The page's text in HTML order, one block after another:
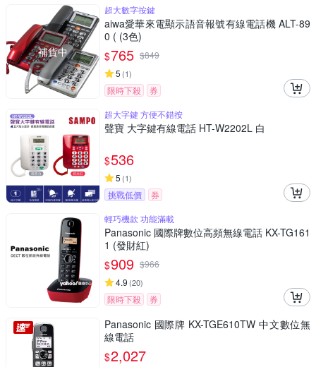
補貨中
超大數字按鍵
aiwa愛華來電顯示語音報號有線電話機 ALT-89
0 ( (3色)
$765 $849
5 (1)
限時下殺
券
超大字鍵 方便不錯按
聲寶 大字鍵有線電話 HT-W2202L 白
$536
5 (1)
挑戰低價
券
輕巧機款 功能滿載
Panasonic 國際牌數位高頻無線電話 KX-TG161
1 (發財紅)
$909 $966
4.9 (20)
限時下殺 券
Panasonic 國際牌 KX-TGE610TW 中文數位無
線電話
$2,027